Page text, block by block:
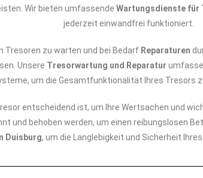
Wir bieten umfassende Wartungsdienste für
jederzeit einwandfrei funktioniert.
Tresoren zu warten und bei Bedarf Reparaturen
Unsere Tresorwartung und Reparatur
um die Gesamtfunktionalität Ihres Tresors
entscheidend ist, um Ihre Wertsachen und
und behoben werden, um einen reibungslosen
Duisburg, um die Langlebigkeit und Sicherheit